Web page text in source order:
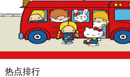
热点排行